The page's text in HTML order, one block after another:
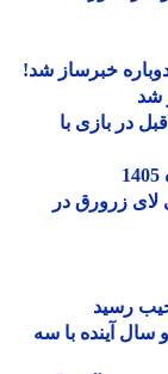
خبرساز شد!
بازی با
زرورق در
رسید
آینده با سه